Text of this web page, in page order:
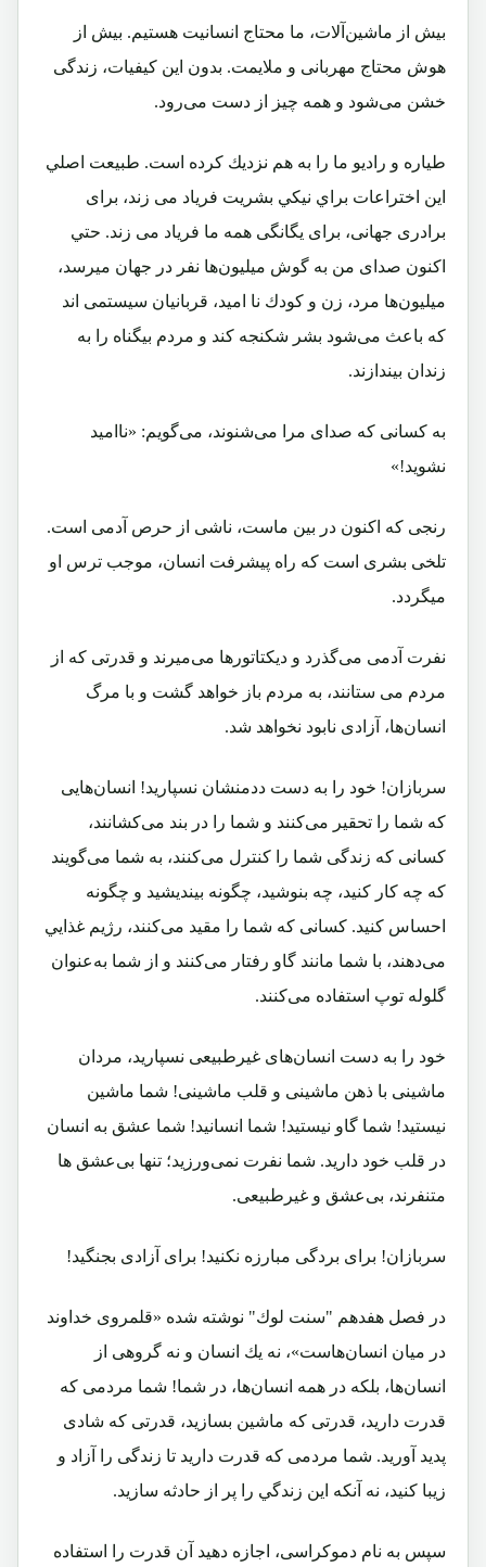
بيش از ماشين‌آلات، ما محتاج انسانيت هستيم. بيش از
هوش محتاج مهربانی و ملايمت. بدون اين كيفيات، زندگی
خشن می‌شود و همه چيز از دست می‌رود.
طیاره و راديو ما را به هم نزديك كرده است. طبيعت اصلي
اين اختراعات براي نيكي بشريت فرياد می ‌زند، برای
برادری جهانی، برای يگانگی همه ما فرياد می ‌زند. حتي
اكنون صدای من به گوش ميليون‌ها نفر در جهان میرسد،
ميليون‌ها مرد، زن و كودك نا اميد، قربانيان سيستمی اند
كه باعث می‌شود بشر شكنجه كند و مردم بیگناه را به
زندان بيندازند.
به كسانی كه صدای مرا می‌شنوند، می‌گويم: «نااميد
نشويد!»
رنجی كه اكنون در بين ماست، ناشی از حرص آدمی است.
تلخی بشری است كه راه پيشرفت انسان، موجب ترس او
میگردد.
نفرت آدمی می‌گذرد و ديكتاتورها می‌ميرند و قدرتی كه از
مردم می ستانند، به مردم باز خواهد گشت و با مرگ
انسان‌ها، آزادی نابود نخواهد شد.
سربازان! خود را به دست ددمنشان نسپاريد! انسان‌هايی
كه شما را تحقير می‌كنند و شما را در بند می‌كشانند،
كسانی كه زندگی شما را كنترل می‌كنند، به شما می‌گويند
كه چه كار كنيد، چه بنوشيد، چگونه بينديشيد و چگونه
احساس كنيد. كسانی كه شما را مقید می‌كنند، رژيم غذايي
می‌دهند، با شما مانند گاو رفتار می‌كنند و از شما به‌عنوان
گلوله توپ استفاده می‌كنند.
خود را به دست انسان‌های غيرطبيعی نسپاريد، مردان
ماشينی با ذهن ماشينی و قلب ماشينی! شما ماشين
نيستيد! شما گاو نيستيد! شما انسانيد! شما عشق به انسان
در قلب خود داريد. شما نفرت نمی‌ورزيد؛ تنها بی‌عشق ها
متنفرند، بی‌عشق و غيرطبيعی.
سربازان! برای بردگی مبارزه نكنيد! برای آزادی بجنگيد!
در فصل هفدهم "سنت لوك" نوشته شده «قلمروی خداوند
در ميان انسان‌هاست»، نه يك انسان و نه گروهی از
انسان‌ها، بلكه در همه انسان‌ها، در شما! شما مردمی كه
قدرت داريد، قدرتی كه ماشين بسازيد، قدرتی كه شادی
پديد آوريد. شما مردمی كه قدرت داريد تا زندگی را آزاد و
زيبا كنيد، نه آنکه اين زندگي را پر از حادثه سازید.
سپس به نام دموكراسی، اجازه دهيد آن قدرت را استفاده